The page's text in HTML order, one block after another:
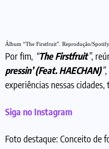
Álbum “The Firstfruit”. Reprodução/Spotify
Por fim, “The Firstfruit”,
pressin’ (Feat. HAECHAN)”,
experiências nessas
Siga no Instagram
Foto destaque: Conceito de